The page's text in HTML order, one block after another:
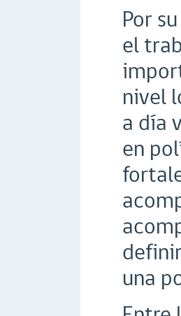
Por
el
nivel
a día
en
una